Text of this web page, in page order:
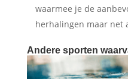
waarmee je de
herhalingen maar net
Andere sporten